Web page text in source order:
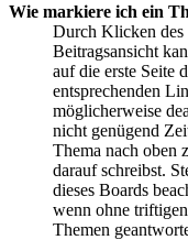
Wie markiere ich ein
Durch Klicken des
Beitragsansicht
auf die erste Seite
entsprechenden
möglicherweise
nicht genügend
Thema nach oben
darauf schreibst.
dieses Boards
wenn ohne
Themen